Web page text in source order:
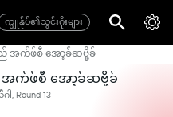
ကျွုန်ုပ်၏သွင်းဂိုးများ
အက်ဖ်စီ အော့ခ်ဆဗို့ခ်
အက်ဖ်စီ အော့ခ်ဆဗို့ခ်
, Round 13